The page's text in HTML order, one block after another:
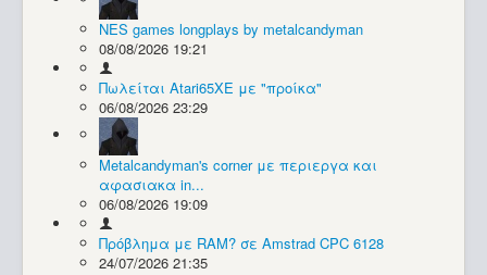
Συλλογές / Projects
NES games longplays by metalcandyman
08/08/2026 19:21
Πωλείται Atari65XE με "προίκα"
06/08/2026 23:29
Metalcandyman's corner με περιεργα και
αφασιακα in...
06/08/2026 19:09
Πρόβλημα με RAM? σε Amstrad CPC 6128
24/07/2026 21:35